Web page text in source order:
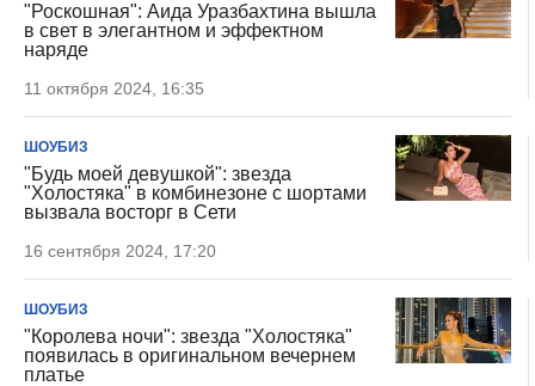
"Роскошная": Аида Уразбахтина вышла
в свет в элегантном и эффектном
наряде
11 октября 2024, 16:35
ШОУБИЗ
"Будь моей девушкой": звезда
"Холостяка" в комбинезоне с шортами
вызвала восторг в Сети
16 сентября 2024, 17:20
ШОУБИЗ
"Королева ночи": звезда "Холостяка"
появилась в оригинальном вечернем
платье